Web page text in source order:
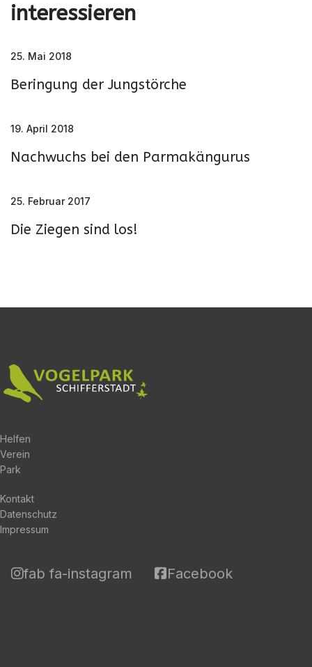
interessieren
Beringung der Jungstörche
25. Mai 2018
Nachwuchs bei den Parmakängurus
19. April 2018
Die Ziegen sind los!
25. Februar 2017
Helfen
Verein
Park
Kontakt
Datenschutz
Impressum
fab fa-instagram Facebook